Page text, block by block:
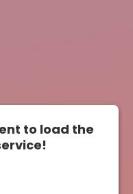
to load the